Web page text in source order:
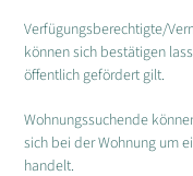
Verfügungsberechtigte/
können sich bestätigen
öffentlich gefördert gilt.
Wohnungssuchende
sich bei der Wohnung um
handelt.